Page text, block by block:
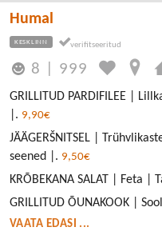
Humal
KESKLINN
8 999
GRILLITUD PARDIFILEE |
|. 9,90€
JÄÄGERŠNITSEL |
seened |. 9,50€
KRÕBEKANA SALAT | Feta
GRILLITUD ÕUNAKOOK |
VAATA EDASI ...